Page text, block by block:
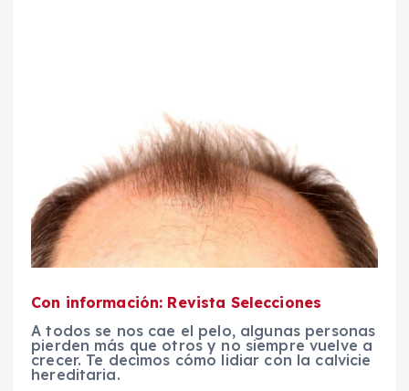
Con información: Revista Selecciones
A todos se nos cae el pelo, algunas personas
pierden más que otros y no siempre vuelve a
crecer. Te decimos cómo lidiar con la calvicie
hereditaria.